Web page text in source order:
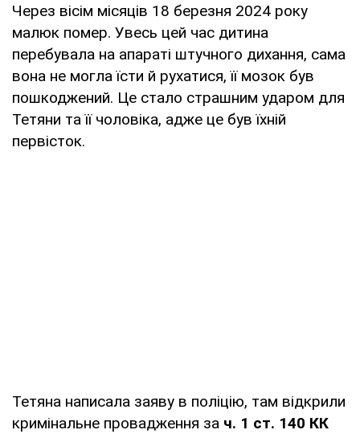
Через вісім місяців 18 березня 2024 року
малюк помер. Увесь цей час дитина
перебувала на апараті штучного дихання, сама
вона не могла їсти й рухатися, її мозок був
пошкоджений. Це стало страшним ударом для
Тетяни та її чоловіка, адже це був їхній
первісток.
Тетяна написала заяву в поліцію, там відкрили
кримінальне провадження за ч. 1 ст. 140 КК